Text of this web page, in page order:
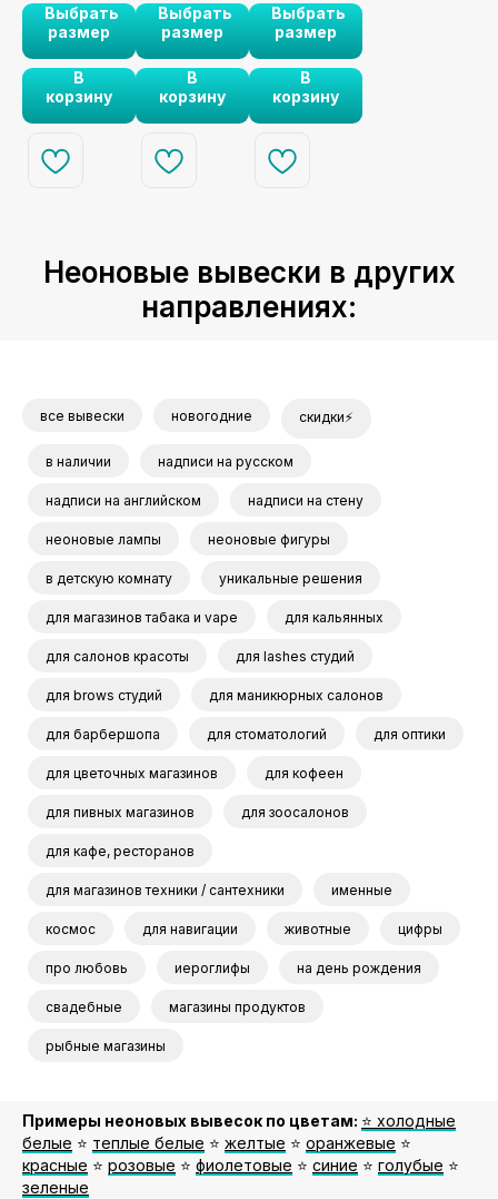
❤️✨
станет
источником
вдохновения и
символом
преодоления
счастью.
Создайте
сомнения.
Выбрать
размер
В
корзину
вывеска
расскажет вашу
историю любви
ярче любых
слов.
Выбрать
размер
В
корзину
целующи
еся
вашу любовь и
станет стильным
украшением
интерьера.
Выбрать
размер
В
корзину
Неоновые вывески в других
направлениях:
все вывески новогодние скидки⚡
в наличии надписи на русском
надписи на английском надписи на стену
неоновые лампы неоновые фигуры
в детскую комнату уникальные решения
для магазинов табака и vape для кальянных
для салонов красоты для lashes студий
для brows студий для маникюрных салонов
для барбершопа для стоматологий для оптики
для цветочных магазинов для кофеен
для пивных магазинов для зоосалонов
для кафе, ресторанов
для магазинов техники / сантехники именные
космос для навигации животные цифры
про любовь иероглифы на день рождения
свадебные магазины продуктов
рыбные магазины
Примеры неоновых вывесок по цветам: ⭐️ холодные
белые ⭐️ теплые белые ⭐️ желтые ⭐️ оранжевые ⭐️
красные ⭐️ розовые ⭐️ фиолетовые ⭐️ синие ⭐️ голубые ⭐️
зеленые